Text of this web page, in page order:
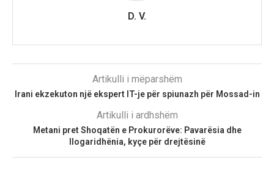
D. V.
Artikulli i mëparshëm
Irani ekzekuton një ekspert IT-je për spiunazh për Mossad-in
Artikulli i ardhshëm
Metani pret Shoqatën e Prokurorëve: Pavarësia dhe
llogaridhënia, kyçe për drejtësinë